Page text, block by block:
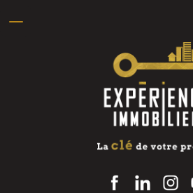
Nous avons eu le plaisir de confier la
à Kyrian, et nous ne pouvons que le
professionnel, à l’écoute et réactif, il a
sérieux et efficacité à chaque étape du
expertise et son engagement, la vente
meilleures conditions. Un grand merci
et son accompagnement rassurant !